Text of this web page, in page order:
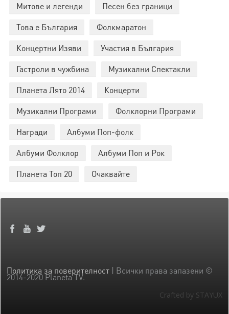
Митове и легенди
Песен без граници
Това е България
Фолкмаратон
Концертни Изяви
Участия в България
Гастроли в чужбина
Музикални Спектакли
Планета Лято 2014
Концерти
Музикални Програми
Фолклорни Програми
Награди
Албуми Поп-фолк
Албуми Фолклор
Албуми Поп и Рок
Планета Топ 20
Очаквайте
Политика за поверителност | Всички права запазени ©
2014-2020 Planeta TV.
Crafted by STAYUX